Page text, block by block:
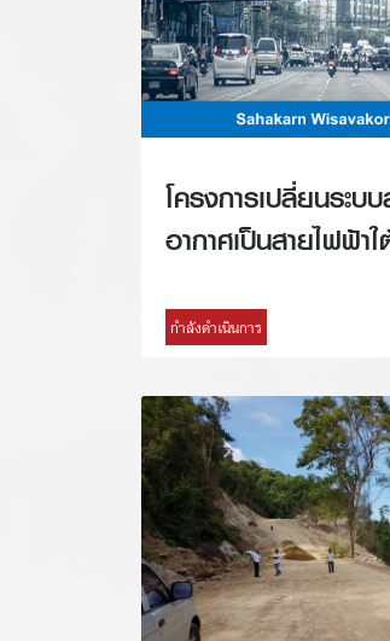
โครงการเปลี่ยนระบ
อากาศเป็นสายไฟฟ้า
กำลังดำเนินการ